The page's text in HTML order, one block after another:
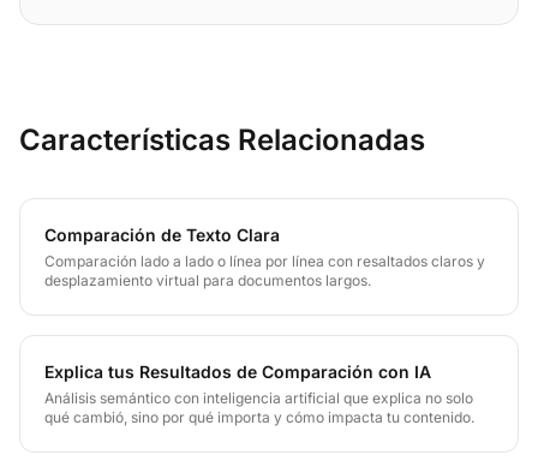
Características Relacionadas
Comparación de Texto Clara
Comparación lado a lado o línea por línea con resaltados claros y
desplazamiento virtual para documentos largos.
Explica tus Resultados de Comparación con IA
Análisis semántico con inteligencia artificial que explica no solo
qué cambió, sino por qué importa y cómo impacta tu contenido.